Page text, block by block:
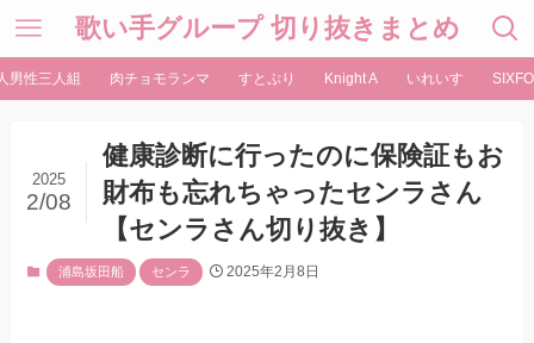
歌い手グループ 切り抜きまとめ
男性三人組 肉チョモランマ すとぷり Knight A いれいす
健康診断に行ったのに保険証もお
財布も忘れちゃったセンラさん
【センラさん切り抜き】
2025
2/08
浦島坂田船 センラ 2025年2月8日